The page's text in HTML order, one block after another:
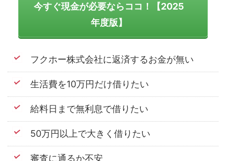
今すぐ現金が必要ならココ！【2025
年度版】
フクホー株式会社に返済するお金が無い
生活費を10万円だけ借りたい
給料日まで無利息で借りたい
50万円以上で大きく借りたい
審査に通るか不安